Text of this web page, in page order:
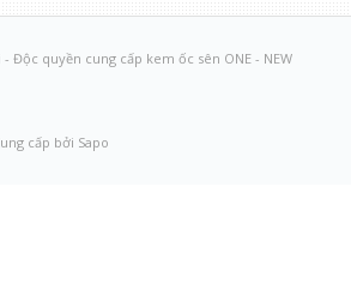
Độc quyền cung cấp kem ốc sên ONE - NEW
cấp bởi Sapo